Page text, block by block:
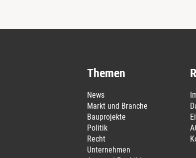
Themen
News
Markt und Branche
Bauprojekte
Politik
Recht
Unternehmen